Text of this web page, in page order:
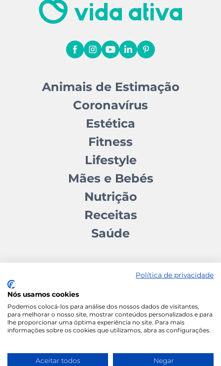
Animais de Estimação
Coronavírus
Estética
Fitness
Lifestyle
Mães e Bebés
Nutrição
Receitas
Saúde
Contactos Quem somos Autores
Estatuto Editorial
Ficha Técnica
Manifesto
Política de Privacidade
Política de privacidade
Nós usamos cookies
Podemos colocá-los para análise dos nossos dados de visitantes,
para melhorar o nosso site, mostrar conteúdos personalizados e para
lhe proporcionar uma óptima experiência no site. Para mais
informações sobre os cookies que utilizamos, abra as configurações.
Aceitar todos Negar